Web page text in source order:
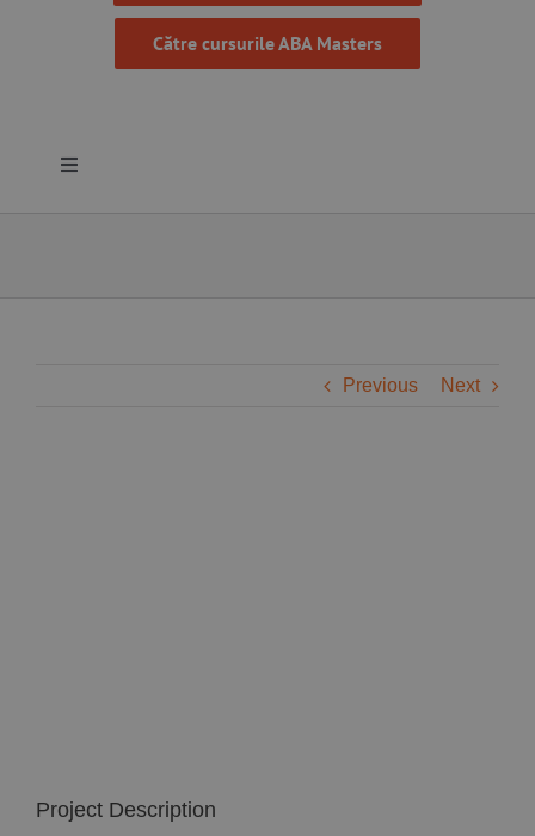
Către cursurile ABA Masters
Toggle
Previous Next
Project Description